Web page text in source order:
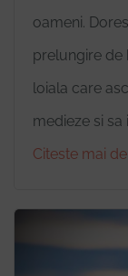
oameni.
prelungire de
loiala care
medieze si
Citeste mai